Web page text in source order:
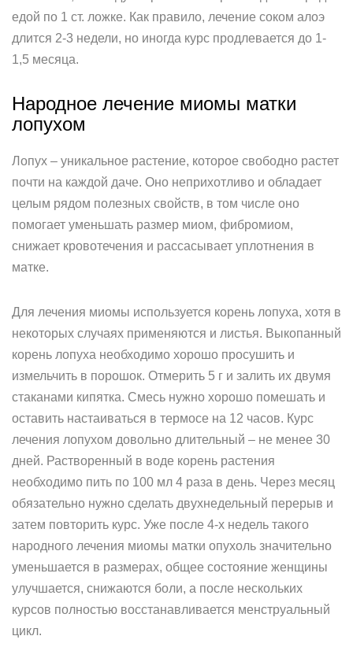
едой по 1 ст. ложке. Как правило, лечение соком алоэ
длится 2-3 недели, но иногда курс продлевается до 1-
1,5 месяца.
Народное лечение миомы матки
лопухом
Лопух – уникальное растение, которое свободно растет
почти на каждой даче. Оно неприхотливо и обладает
целым рядом полезных свойств, в том числе оно
помогает уменьшать размер миом, фибромиом,
снижает кровотечения и рассасывает уплотнения в
матке.
Для лечения миомы используется корень лопуха, хотя в
некоторых случаях применяются и листья. Выкопанный
корень лопуха необходимо хорошо просушить и
измельчить в порошок. Отмерить 5 г и залить их двумя
стаканами кипятка. Смесь нужно хорошо помешать и
оставить настаиваться в термосе на 12 часов. Курс
лечения лопухом довольно длительный – не менее 30
дней. Растворенный в воде корень растения
необходимо пить по 100 мл 4 раза в день. Через месяц
обязательно нужно сделать двухнедельный перерыв и
затем повторить курс. Уже после 4-х недель такого
народного лечения миомы матки опухоль значительно
уменьшается в размерах, общее состояние женщины
улучшается, снижаются боли, а после нескольких
курсов полностью восстанавливается менструальный
цикл.